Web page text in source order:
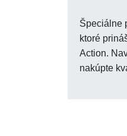
Špeciálne
ktoré
Action.
nakúpte